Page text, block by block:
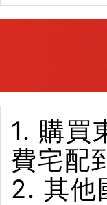
1. 購買
費宅配
2. 其他